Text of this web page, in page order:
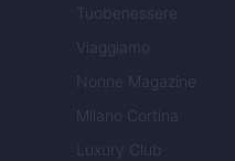
Tuobenessere
Viaggiamo
Nonne Magazine
Milano Cortina
Luxury Club